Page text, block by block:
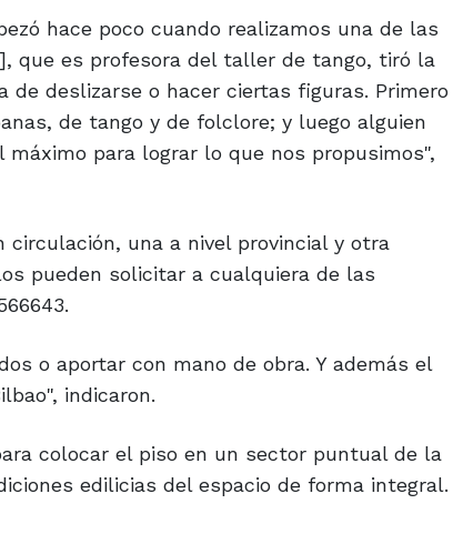
hace poco cuando realizamos una de las
que es profesora del taller de tango, tiró la
deslizarse o hacer ciertas figuras. Primero
de tango y de folclore; y luego alguien
para lograr lo que nos propusimos",
una a nivel provincial y otra
pueden solicitar a cualquiera de las
o aportar con mano de obra. Y además el
indicaron.
colocar el piso en un sector puntual de la
edilicias del espacio de forma integral.